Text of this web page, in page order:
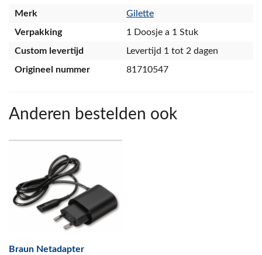
Merk
Gilette
Verpakking
1 Doosje a 1 Stuk
Custom levertijd
Levertijd 1 tot 2 dagen
Origineel nummer
81710547
Anderen bestelden ook
Braun Netadapter